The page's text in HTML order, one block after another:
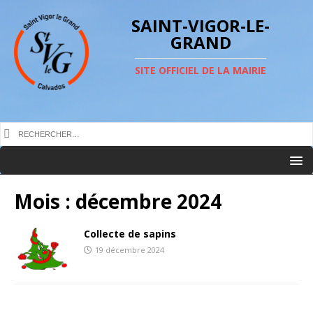
SAINT-VIGOR-LE-
GRAND
SITE OFFICIEL DE LA MAIRIE
Mois : décembre 2024
Collecte de sapins
19 décembre 2024